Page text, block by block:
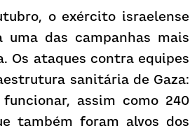
o exército israelense
das campanhas mais
Os ataques contra equipes
sanitária de Gaza:
assim como 240
também foram alvos dos